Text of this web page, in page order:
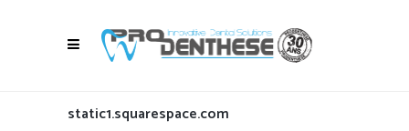
static1.squarespace.com